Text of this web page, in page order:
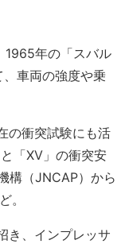
1965年の「スバル
車両の強度や乗
の衝突試験にも活
「XV」の衝突安
構（JNCAP）から
。
き、インプレッサ